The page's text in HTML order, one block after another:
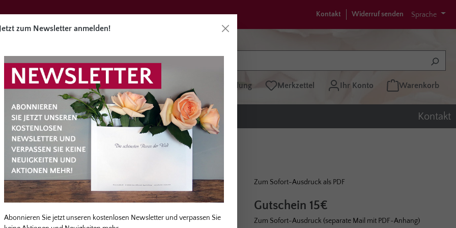
Kontakt Widerruf senden Sprache
Direktbestellung Merkzettel Ihr Konto Warenkorb
Angebote Zubehör Service Kontakt
Zum Sofort-Ausdruck als PDF
Gutschein 15€
Zum Sofort-Ausdruck (separate Mail mit PDF-Anhang)
Jetzt zum Newsletter anmelden!
Abonnieren Sie jetzt unseren kostenlosen Newsletter und verpassen Sie